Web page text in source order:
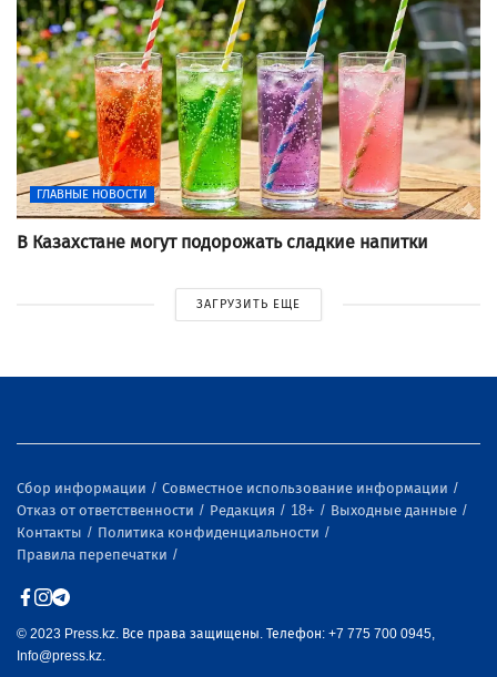
ГЛАВНЫЕ НОВОСТИ
В Казахстане могут подорожать сладкие напитки
ЗАГРУЗИТЬ ЕЩЕ
Сбор информации
Совместное использование информации
Отказ от ответственности
Редакция 18+
Выходные данные
Контакты
Политика конфиденциальности
Правила перепечатки
© 2023 Press.kz. Все права защищены. Телефон: +7 775 700 0945,
Info@press.kz.